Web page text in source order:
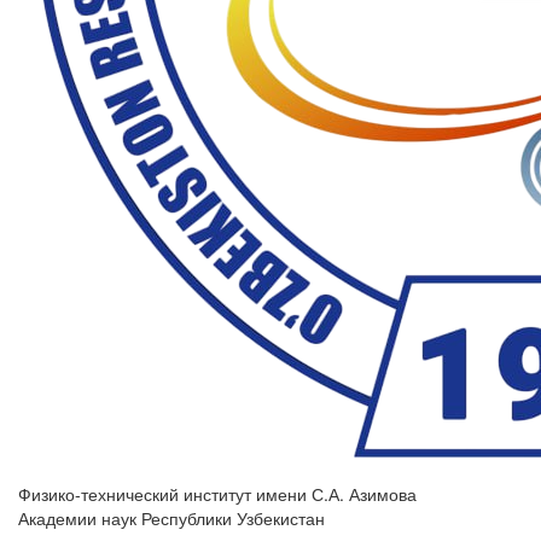
Физико-технический институт имени С.А. Азимова
Академии наук Республики Узбекистан